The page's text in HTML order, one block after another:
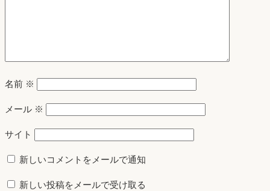
名前 ※
メール ※
サイト
新しいコメントをメールで通知
新しい投稿をメールで受け取る